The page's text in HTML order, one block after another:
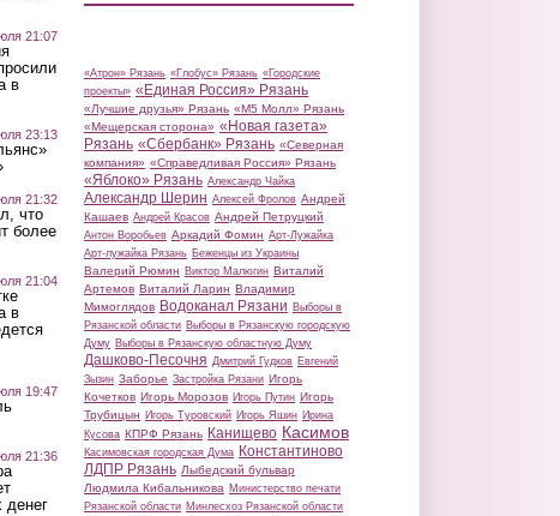
21:07
в
23:13
21:32
что
более
21:04
в
19:47
21:36
«Атрон» Рязань «Глобус» Рязань «Городские
проекты» «Единая Россия» Рязань
«Лучшие друзья» Рязань «М5 Молл» Рязань
«Мещерская сторона» «Новая газета»
Рязань «Сбербанк» Рязань «Северная
компания» «Справедливая Россия» Рязань
«Яблоко» Рязань Александр Чайка
Александр Шерин Алексей Фролов Андрей
Кашаев Андрей Красов Андрей Петруцкий
Антон Воробьев Аркадий Фомин Арт-Лужайка
Арт-лужайка Рязань Беженцы из Украины
Валерий Рюмин Виктор Малюгин Виталий
Артемов Виталий Ларин Владимир
Мимоглядов Водоканал Рязани Выборы в
Рязанской области Выборы в Рязанскую городскую
Думу Выборы в Рязанскую областную Думу
Дашково-Песочня Дмитрий Гудков Евгений
Зызин Заборье Застройка Рязани Игорь
Кочетков Игорь Морозов Игорь Путин Игорь
Трубицын Игорь Туровский Игорь Яшин Ирина
Кусова КПРФ Рязань Канищево Касимов
Касимовская городская Дума Константиново
ЛДПР Рязань Лыбедский бульвар
Людмила Кибальникова Министерство печати
Рязанской области Минлесхоз Рязанской области